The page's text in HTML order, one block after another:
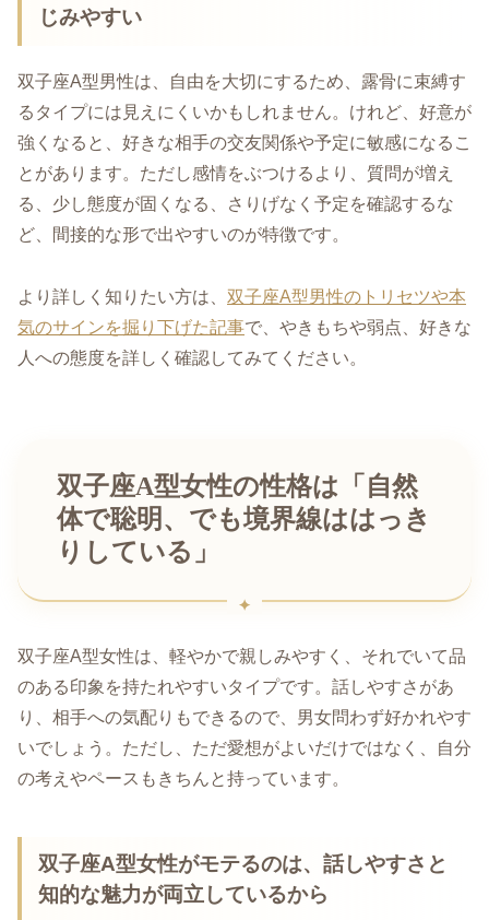
じみやすい
双子座A型男性は、自由を大切にするため、露骨に束縛す
るタイプには見えにくいかもしれません。けれど、好意が
強くなると、好きな相手の交友関係や予定に敏感になるこ
とがあります。ただし感情をぶつけるより、質問が増え
る、少し態度が固くなる、さりげなく予定を確認するな
ど、間接的な形で出やすいのが特徴です。
より詳しく知りたい方は、 双子座A型男性のトリセツや本
気のサインを掘り下げた記事で、やきもちや弱点、好きな
人への態度を詳しく確認してみてください。
双子座A型女性の性格は「自然
体で聡明、でも境界線ははっき
りしている」
双子座A型女性は、軽やかで親しみやすく、それでいて品
のある印象を持たれやすいタイプです。話しやすさがあ
り、相手への気配りもできるので、男女問わず好かれやす
いでしょう。ただし、ただ愛想がよいだけではなく、自分
の考えやペースもきちんと持っています。
双子座A型女性がモテるのは、話しやすさと
知的な魅力が両立しているから